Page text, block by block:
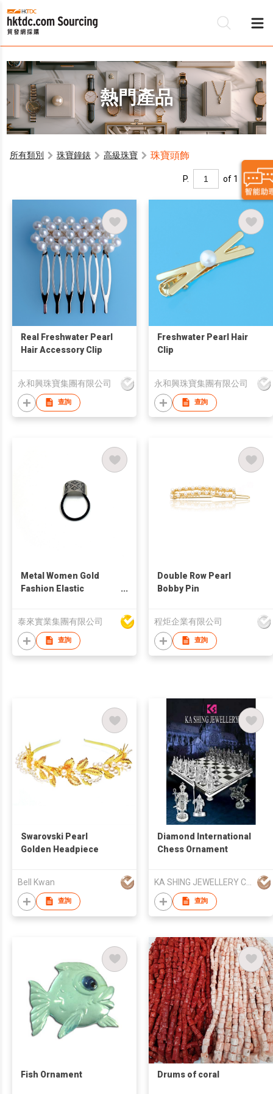
熱門產品
所有類別 珠寶鐘錶 高級珠寶 珠寶頭飾
P. of 1
Real Freshwater Pearl
Hair Accessory Clip
永和興珠寶集團有限公司
查詢
Freshwater Pearl Hair
Clip
永和興珠寶集團有限公司
查詢
Metal Women Gold
Fashion Elastic
Ladies Western Style
Ponytail
泰來實業集團有限公司
查詢
Double Row Pearl
Bobby Pin
程炬企業有限公司
查詢
Swarovski Pearl
Golden Headpiece
Bell Kwan
查詢
Diamond International
Chess Ornament
查詢
Fish Ornament Drums of coral